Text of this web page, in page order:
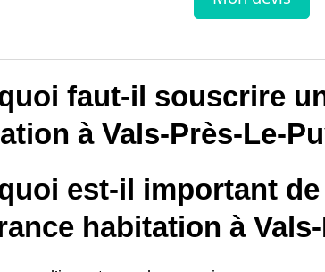
faut-il souscrire
à Vals-Près-Le-
est-il important
habitation à